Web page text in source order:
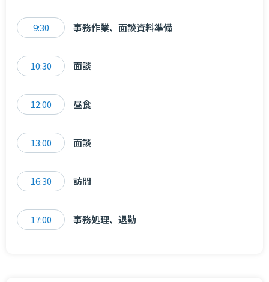
9:30 事務作業、面談資料準備
10:30 面談
12:00 昼食
13:00 面談
16:30 訪問
17:00 事務処理、退勤